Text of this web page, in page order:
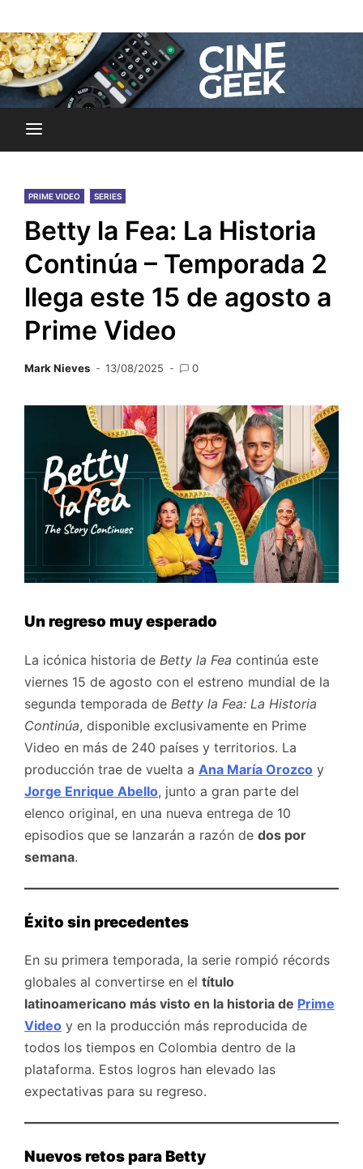
to
contentCine Geek
PRIME VIDEO SERIES
Betty la Fea: La Historia
Continúa – Temporada 2
llega este 15 de agosto a
Prime Video
Mark Nieves 13/08/2025 0
Un regreso muy esperado
La icónica historia de Betty la Fea continúa este
viernes 15 de agosto con el estreno mundial de la
segunda temporada de Betty la Fea: La Historia
Continúa, disponible exclusivamente en Prime
Video en más de 240 países y territorios. La
producción trae de vuelta a Ana María Orozco y
Jorge Enrique Abello, junto a gran parte del
elenco original, en una nueva entrega de 10
episodios que se lanzarán a razón de dos por
semana.
Éxito sin precedentes
En su primera temporada, la serie rompió récords
globales al convertirse en el título
latinoamericano más visto en la historia de Prime
Video y en la producción más reproducida de
todos los tiempos en Colombia dentro de la
plataforma. Estos logros han elevado las
expectativas para su regreso.
Nuevos retos para Betty